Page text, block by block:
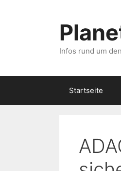
Infos rund um
Startseite